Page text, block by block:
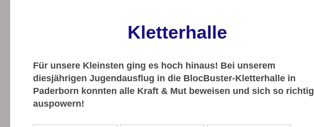
Kletterhalle
Für unsere Kleinsten ging es hoch hinaus! Bei unserem
diesjährigen Jugendausflug in die BlocBuster-Kletterhalle in
Paderborn konnten alle Kraft & Mut beweisen und sich so richtig
auspowern!